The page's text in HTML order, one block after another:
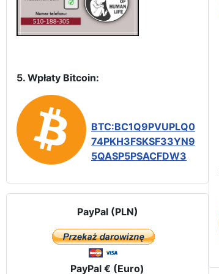
5. Wpłaty Bitcoin:
BTC:BC1Q9PVUPLQ0
74PKH3FSKSF33YN9
5QASP5PSACFDW3
PayPal (PLN)
PayPal € (Euro)